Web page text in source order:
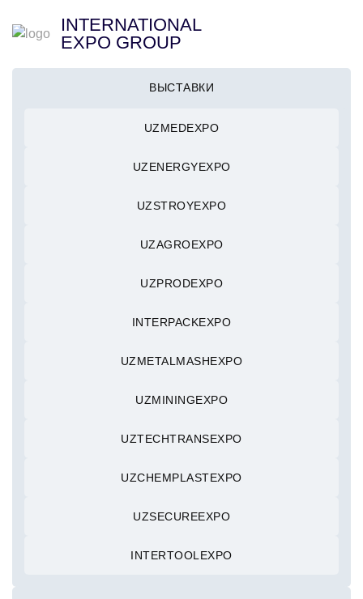
INTERNATIONAL
EXPO GROUP
ВЫСТАВКИ
UZMEDEXPO
UZENERGYEXPO
UZSTROYEXPO
UZAGROEXPO
UZPRODEXPO
INTERPACKEXPO
UZMETALMASHEXPO
UZMININGEXPO
UZTECHTRANSEXPO
UZCHEMPLASTEXPO
UZSECUREEXPO
INTERTOOLEXPO